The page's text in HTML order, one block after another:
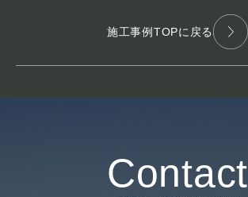
施工事例TOPに戻る
Contact